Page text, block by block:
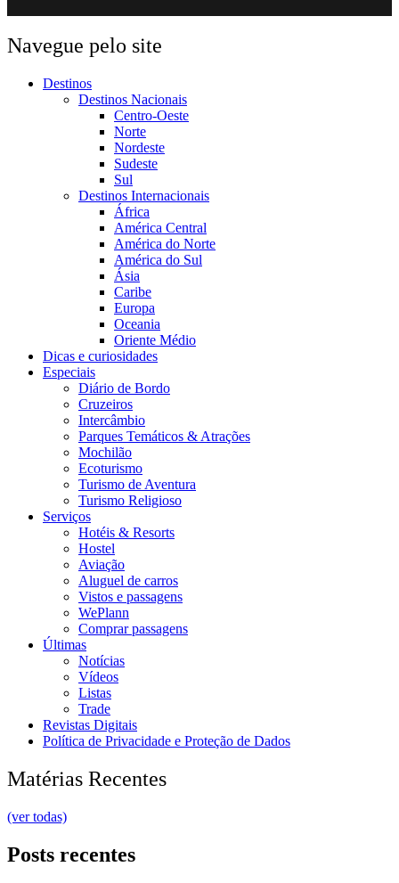
Navegue pelo site
Destinos
Destinos Nacionais
Centro-Oeste
Norte
Nordeste
Sudeste
Sul
Destinos Internacionais
África
América Central
América do Norte
América do Sul
Ásia
Caribe
Europa
Oceania
Oriente Médio
Dicas e curiosidades
Especiais
Diário de Bordo
Cruzeiros
Intercâmbio
Parques Temáticos & Atrações
Mochilão
Ecoturismo
Turismo de Aventura
Turismo Religioso
Serviços
Hotéis & Resorts
Hostel
Aviação
Aluguel de carros
Vistos e passagens
WePlann
Comprar passagens
Últimas
Notícias
Vídeos
Listas
Trade
Revistas Digitais
Política de Privacidade e Proteção de Dados
Matérias Recentes
(ver todas)
Posts recentes